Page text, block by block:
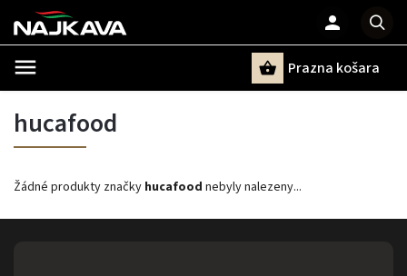
Prazna košara
hucafood
Žádné produkty značky hucafood nebyly nalezeny...